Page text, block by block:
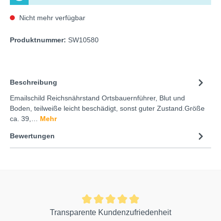
Nicht mehr verfügbar
Produktnummer: SW10580
Beschreibung
Emailschild Reichsnährstand Ortsbauernführer, Blut und
Boden, teilweiße leicht beschädigt, sonst guter Zustand.Größe
ca. 39,… Mehr
Bewertungen
Transparente Kundenzufriedenheit